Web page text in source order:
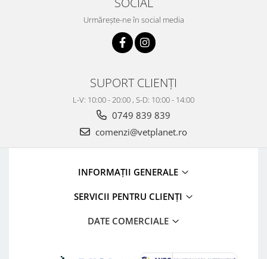
Urmărește-ne în social media
SUPORT CLIENȚI
L-V: 10:00 - 20:00 , S-D: 10:00 - 14:00
0749 839 839
comenzi@vetplanet.ro
INFORMAȚII GENERALE
SERVICII PENTRU CLIENȚI
DATE COMERCIALE